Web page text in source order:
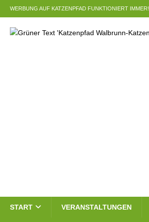
WERBUNG AUF KATZENPFAD FUNKTIONIERT IMMER!
START VERANSTALTUNGEN